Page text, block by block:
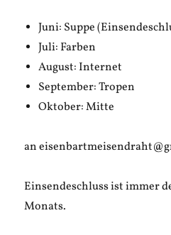
Juni: Suppe
Juli: Farben
August: Internet
September: Tropen
Oktober: Mitte
an
Einsendeschluss ist immer
Monats.